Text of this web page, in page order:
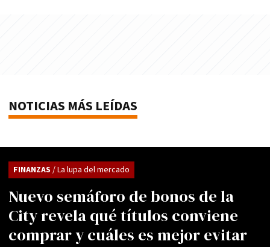
NOTICIAS MÁS LEÍDAS
Nuevo semáforo de bonos de la
City revela qué títulos conviene
comprar y cuáles es mejor evitar
FINANZAS / La lupa del mercado